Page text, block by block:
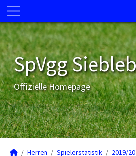
SpVgg
Offizielle Homepage
Herren Spielerstatistik 2019/20